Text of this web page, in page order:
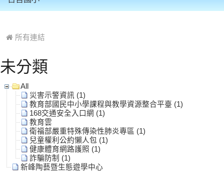
所有連結
未分類
All
災害示警資訊 (1)
教育部國民中小學課程與教學資源整合平臺 (1)
168交通安全入口網 (1)
教育雲
衛福部嚴重特殊傳染性肺炎專區 (1)
兒童權利公約懶人包 (1)
健康體育網路護照 (1)
詐騙防制 (1)
新峰陶藝暨生態遊學中心